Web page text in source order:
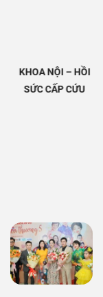
KHOA NỘI – HỒI
SỨC CẤP CỨU